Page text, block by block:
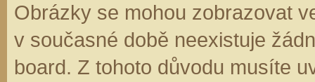
Obrázky se mohou zobrazovat
v současné době neexistuje
board. Z tohoto důvodu musíte